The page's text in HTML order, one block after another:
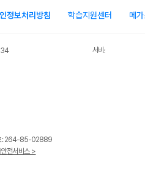
정보처리방침 학습지원센터 메
서비스 가입사실 확인
호 : 264-85-02889
전서비스 >